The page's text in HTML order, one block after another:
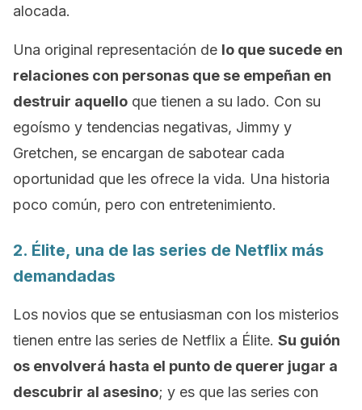
alocada.
Una original representación de lo que sucede en
relaciones con personas que se empeñan en
destruir aquello que tienen a su lado. Con su
egoísmo y tendencias negativas, Jimmy y
Gretchen, se encargan de sabotear cada
oportunidad que les ofrece la vida. Una historia
poco común, pero con entretenimiento.
2. Élite, una de las series de Netflix más
demandadas
Los novios que se entusiasman con los misterios
tienen entre las series de Netflix a Élite. Su guión
os envolverá hasta el punto de querer jugar a
descubrir al asesino; y es que las series con